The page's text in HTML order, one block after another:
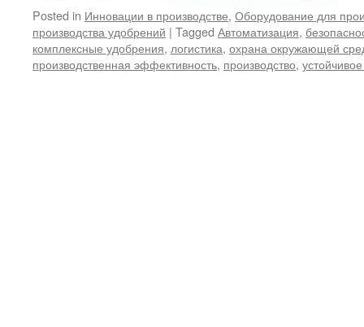
Posted in Инновации в производстве, Оборудование для
производства удобрений | Tagged Автоматизация,
комплексные удобрения, логистика, охрана окружающей
производственная эффективность, производство,